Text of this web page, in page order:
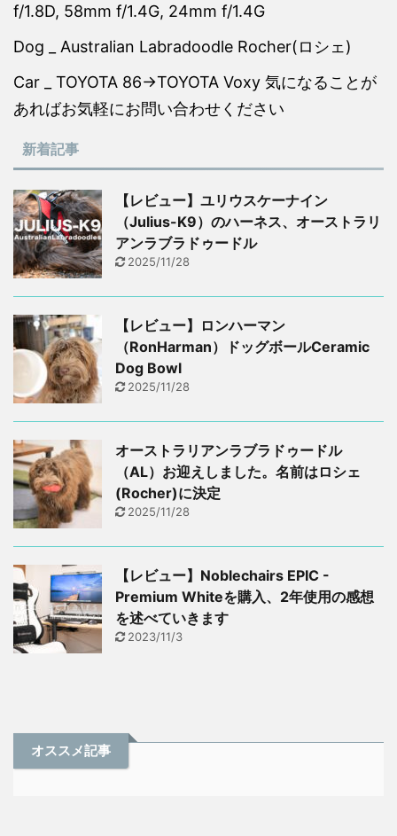
f/1.8D, 58mm f/1.4G, 24mm f/1.4G
Dog _ Australian Labradoodle Rocher(ロシェ)
Car _ TOYOTA 86→TOYOTA Voxy 気になることが
あればお気軽にお問い合わせください
新着記事
【レビュー】ユリウスケーナイン
（Julius-K9）のハーネス、オーストラリ
アンラブラドゥードル
2025/11/28
【レビュー】ロンハーマン
（RonHarman）ドッグボールCeramic
Dog Bowl
2025/11/28
オーストラリアンラブラドゥードル
（AL）お迎えしました。名前はロシェ
(Rocher)に決定
2025/11/28
【レビュー】Noblechairs EPIC -
Premium Whiteを購入、2年使用の感想
を述べていきます
2023/11/3
オススメ記事